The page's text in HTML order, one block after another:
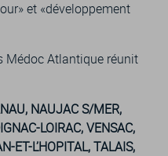
et «développement
Médoc Atlantique réunit
NAUJAC S/MER,
LOIRAC, VENSAC,
ET-L’HOPITAL, TALAIS,